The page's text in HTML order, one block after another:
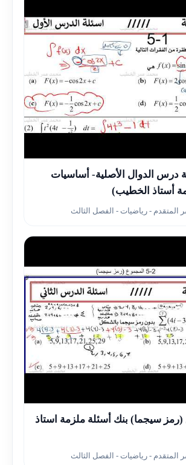
درس الدوال الأصلية- أساسيات
أستاذ الخطيب)
المتقدم - رياضيات - الفصل الثالث
(رمز سيجما) بنك أسئلة ملزمة استاذ
المتقدم - رياضيات - الفصل الثالث